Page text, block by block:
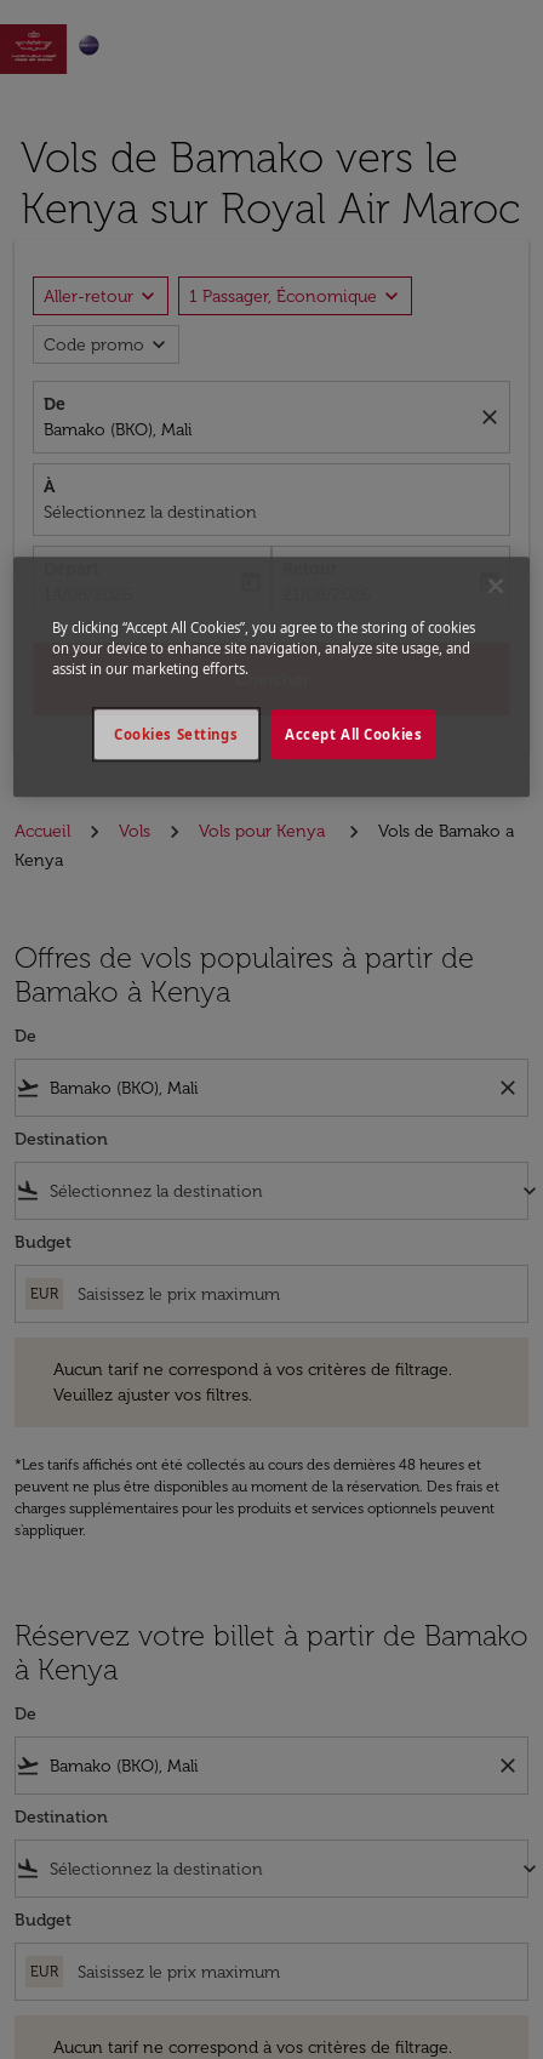

Vols de Bamako vers le
Kenya sur Royal Air Maroc
Aller-retour expand_more 1 Passager, Économique expand_more
Code promo expand_more
De
Bamako (BKO), Mali
close
À
Sélectionnez la destination
fc-booking-return-date-aria-label
today
Chercher
Accueil Vols Vols pour Kenya
Vols de Bamako a
Kenya
Offres de vols populaires à partir de
Bamako à Kenya
De
flight_takeoff close
Destination
flight_land keyboard_arrow_down
Budget
EUR
Aucun tarif ne correspond à vos critères de filtrage.
Veuillez ajuster vos filtres.
*Les tarifs affichés ont été collectés au cours des dernières 48 heures et
peuvent ne plus être disponibles au moment de la réservation. Des frais et
charges supplémentaires pour les produits et services optionnels peuvent
s'appliquer.
Réservez votre billet à partir de Bamako
à Kenya
De
flight_takeoff close
Destination
flight_land keyboard_arrow_down
Budget
EUR
Aucun tarif ne correspond à vos critères de filtrage.
By clicking “Accept All Cookies”, you agree to the storing of cookies
on your device to enhance site navigation, analyze site usage, and
assist in our marketing efforts.
Accept All Cookies
Cookies Settings